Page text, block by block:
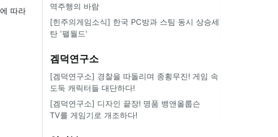
에 따라
역주행의 바람
[힌주의게임소식] 한국 PC방과 스팀 동시 상승세
탄 '팰월드'
겜덕연구소
[겜덕연구소] 경찰을 따돌리며 종횡무진! 게임 속
도둑 캐릭터들 대단하다!
[겜덕연구소] 디자인 끝장! 명품 뱅앤올룹슨
TV를 게임기로 개조하다!